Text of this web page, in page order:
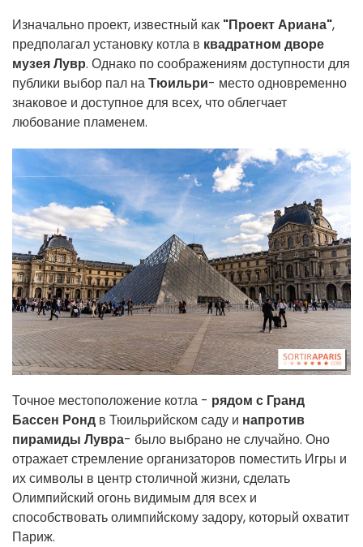
Изначально проект, известный как "Проект Ариана",
предполагал установку котла в квадратном дворе
музея Лувр. Однако по соображениям доступности для
публики выбор пал наТюильри- место одновременно
знаковое и доступное для всех, что облегчает
любование пламенем.
Точное местоположение котла - рядом с Гранд
Бассен Ронд в Тюильрийском саду и напротив
пирамиды Лувра- было выбрано не случайно. Оно
отражает стремление организаторов поместить Игры и
их символы в центр столичной жизни, сделать
Олимпийский огонь видимым для всех и
способствовать олимпийскому задору, который охватит
Париж.